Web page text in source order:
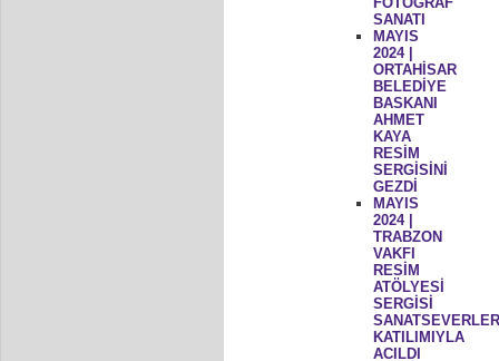
SANATI
MAYIS
2024 |
ORTAHİSAR
BELEDİYE
BASKANI
AHMET
KAYA
RESİM
SERGİSİNİ
GEZDİ
MAYIS
2024 |
TRABZON
VAKFI
RESİM
ATÖLYESİ
SERGİSİ
KATILIMIYLA
ACILDI